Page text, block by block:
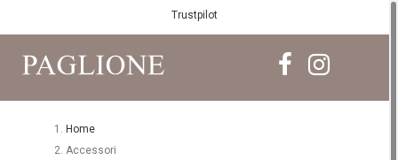
Trustpilot
Home
Accessori